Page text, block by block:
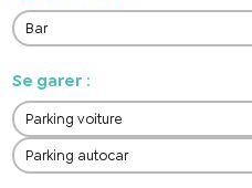
Bar
Se garer:
Parking voiture
Parking autocar